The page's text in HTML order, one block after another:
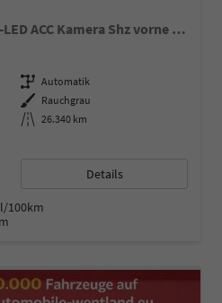
Life 1.0 TSI DSG / Matrix-LED ACC Kamera Shz vorne Apple Carplay Alu 17'' Winterreifen
Getriebe Automatik
Außenfarbe Rauchgrau
Kilometerstand 26.340 km
Details
100km